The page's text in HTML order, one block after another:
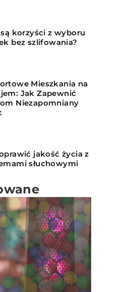
korzyści z wyboru
bez szlifowania?
Mieszkania na
Jak Zapewnić
Niezapomniany
jakość życia z
słuchowymi